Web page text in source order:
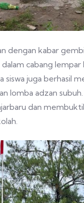
dengan kabar
cabang
juga berhasil
lomba adzan
dan